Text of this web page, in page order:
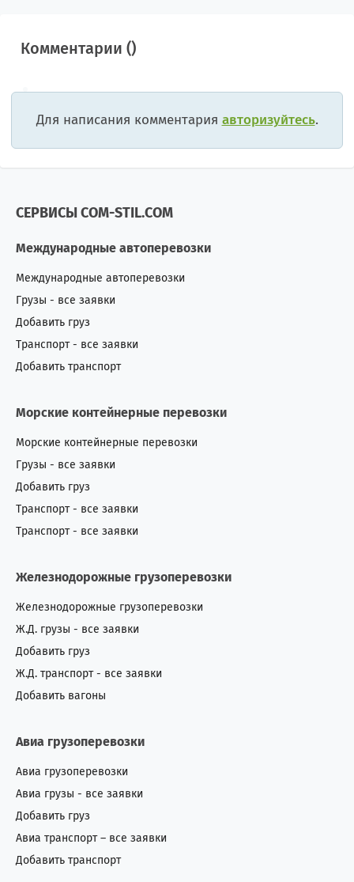
Комментарии ()
Для написания комментария авторизуйтесь.
СЕРВИСЫ COM-STIL.COM
Международные автоперевозки
Международные автоперевозки
Грузы - все заявки
Добавить груз
Транспорт - все заявки
Добавить транспорт
Морские контейнерные перевозки
Морские контейнерные перевозки
Грузы - все заявки
Добавить груз
Транспорт - все заявки
Транспорт - все заявки
Железнодорожные грузоперевозки
Железнодорожные грузоперевозки
Ж.Д. грузы - все заявки
Добавить груз
Ж.Д. транспорт - все заявки
Добавить вагоны
Авиа грузоперевозки
Авиа грузоперевозки
Авиа грузы - все заявки
Добавить груз
Авиа транспорт – все заявки
Добавить транспорт